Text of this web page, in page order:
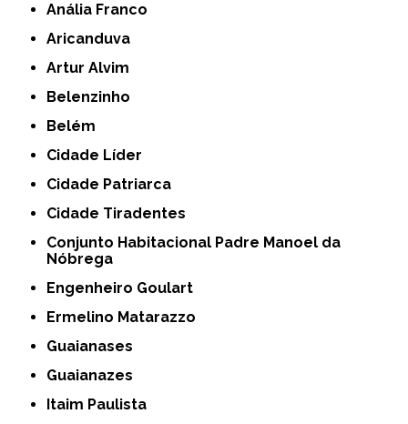
Anália Franco
Aricanduva
Artur Alvim
Belenzinho
Belém
Cidade Líder
Cidade Patriarca
Cidade Tiradentes
Conjunto Habitacional Padre Manoel da
Nóbrega
Engenheiro Goulart
Ermelino Matarazzo
Guaianases
Guaianazes
Itaim Paulista